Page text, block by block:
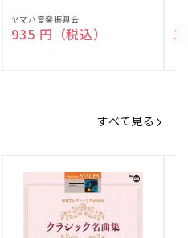
販
売
ヤマハ音楽振興会
通常価格
935 円（税込）
売
すべて見る